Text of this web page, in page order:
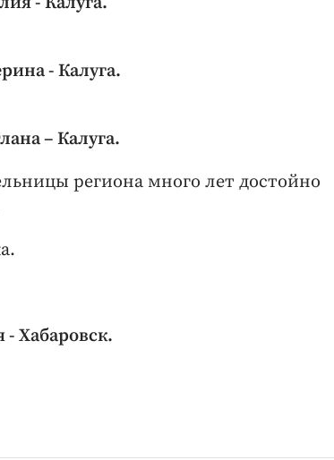
- Калуга.
– Калуга.
региона много лет достойно
- Хабаровск.